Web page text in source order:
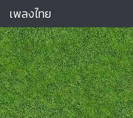
เพลงไทย